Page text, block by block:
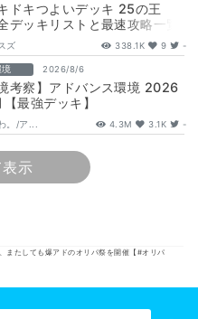
ドキつよいデッキ 25の王
デッキリストと最速攻略一覧
SD1】
ズ 338.1K 9 -
境 2026/8/6
境考察】アドバンス環境 2026
最強デッキ】
。/ア... 4.3M 3.1K -
示
またしても爆アドのオリパ祭を開催【#オリパ